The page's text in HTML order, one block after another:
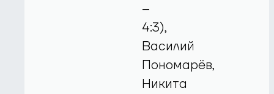
–
4:3),
Василий
Пономарёв,
Никита